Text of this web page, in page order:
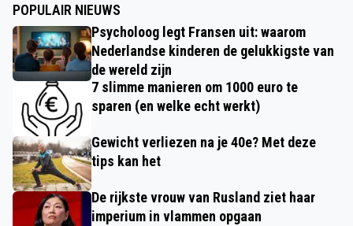
POPULAIR NIEUWS
Psycholoog legt Fransen uit: waarom
Nederlandse kinderen de gelukkigste van
de wereld zijn
7 slimme manieren om 1000 euro te
sparen (en welke echt werkt)
Gewicht verliezen na je 40e? Met deze
tips kan het
De rijkste vrouw van Rusland ziet haar
imperium in vlammen opgaan